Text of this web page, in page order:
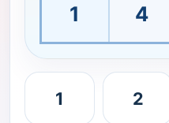
1 4
1 2